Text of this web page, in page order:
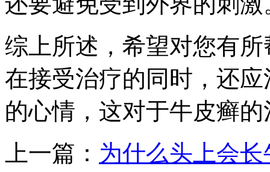
综上所述，希望对您有
在接受治疗的同时，还
的心情，这对于牛皮癣
上一篇： 为什么头上会